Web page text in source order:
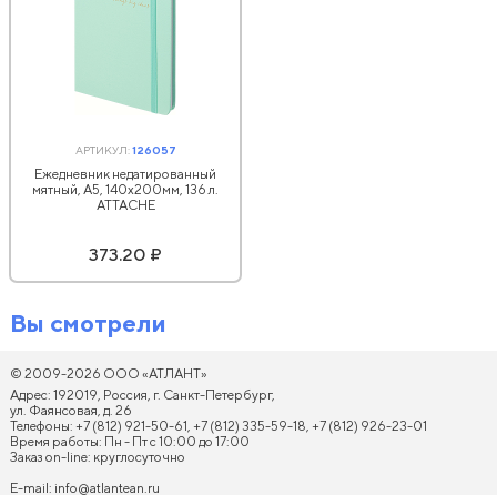
АРТИКУЛ:126057
Ежедневник недатированный
мятный, А5, 140x200мм, 136 л.
ATTACHE
373.20 ₽
Вы смотрели
© 2009-2026 ООО «АТЛАНТ»
Адрес: 192019, Россия, г. Санкт-Петербург,
ул. Фаянсовая, д. 26
Телефоны: +7 (812) 921-50-61, +7 (812) 335-59-18, +7 (812) 926-23-01
Время работы: Пн - Пт с 10:00 до 17:00
Заказ on-line: круглосуточно
E-mail: info@atlantean.ru